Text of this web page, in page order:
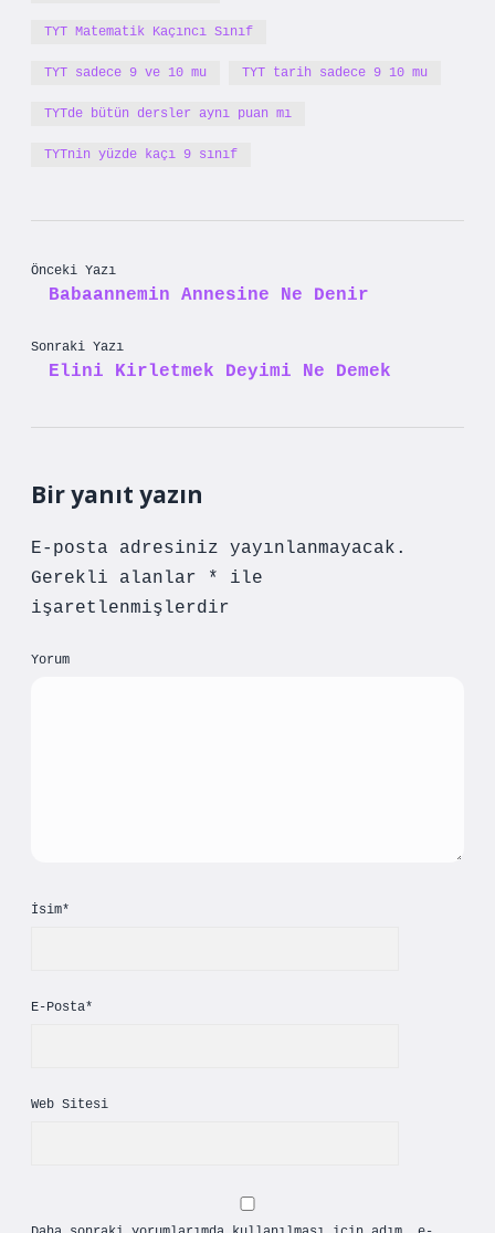
TYT Matematik Kaçıncı Sınıf
TYT sadece 9 ve 10 mu TYT tarih sadece 9 10 mu
TYTde bütün dersler aynı puan mı
TYTnin yüzde kaçı 9 sınıf
Önceki Yazı
Babaannemin Annesine Ne Denir
Sonraki Yazı
Elini Kirletmek Deyimi Ne Demek
Bir yanıt yazın
E-posta adresiniz yayınlanmayacak.
Gerekli alanlar
*
ile
işaretlenmişlerdir
Yorum
İsim*
E-Posta*
Web Sitesi